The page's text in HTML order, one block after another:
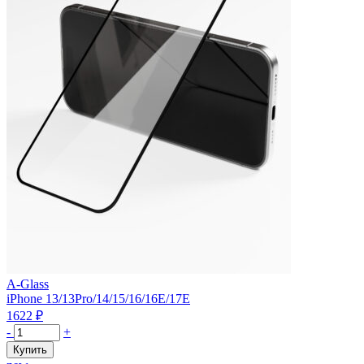
A-Glass
iPhone 13/13Pro/14/15/16/16E/17E
1622 ₽
Количество
товара
Стекло
- +
Купить